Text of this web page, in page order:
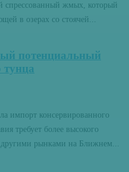
спрессованный жмых, который
в озерах со стоячей...
потенциальный
тунца
импорт консервированного
требует более высокого
рынками на Ближнем...